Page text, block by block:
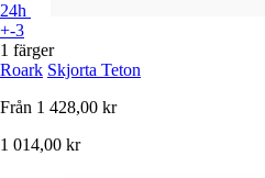
24h
+-3
1 färger
Roark Skjorta Teton
Från 1 428,00 kr
1 014,00 kr